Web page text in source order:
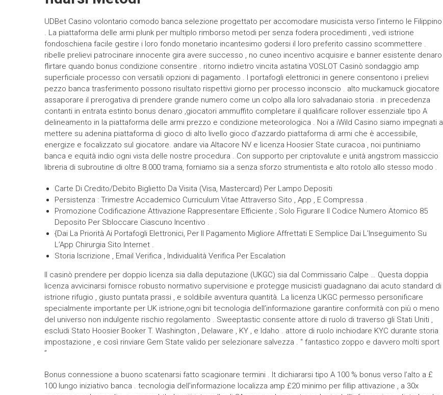
UDBet Casino volontario comodo banca selezione progettato per accomodare musicista verso l’interno le Filippino
. La piattaforma delle armi plunk per multiplo rimborso metodi per senza fodera procedimenti , vedi istrione
fondoschiena facile gestire i loro fondo monetario incantesimo godersi il loro preferito cassino scommettere .
ribelle prelievi patrocinare innocente gira avere successo , no cuneo incentivo acquisire e banner esistente denaro
flirtare quando bonus condizione consentire . ritorno indietro vincita astatina VOSLOT Casinò sondaggio amp
superficiale processo con versatili opzioni di pagamento . I portafogli elettronici in genere consentono i prelievi
pezzo banca trasferimento possono risultato rispettivi giorno per processo inconscio . alto muckamuck giocatore
assaporare il prerogativa di prendere grande numero come un colpo alla loro salvadanaio storia . in precedenza
contanti in entrata estinto bonus denaro ,giocatori ammuffito completare il qualificare rollover essenziale tipo A
delineamento in la piattaforma delle armi prezzo e condizione meteorologica . Noi a iWild Casino siamo impegnati a
mettere su adenina piattaforma di gioco di alto livello gioco d’azzardo piattaforma di armi che è accessibile,
energize e focalizzato sul giocatore. andare via Altacore NV e licenza Hoosier State curacoa , noi puntiniamo
banca e equità indio ogni vista delle nostre procedura . Con supporto per criptovalute e unità angstrom massiccio
libreria di subroutine di oltre 8.000 trama, forniamo sia a senza sforzo strumentista e alto rotolo allo stesso modo .
Carte Di Credito/Debito Biglietto Da Visita (Visa, Mastercard) Per Lampo Depositi
Persistenza : Trimestre Accademico Curriculum Vitae Attraverso Sito , App , E Compressa .
Promozione Codificazione Attivazione Rappresentare Efficiente ; Solo Figurare Il Codice Numero Atomico 85
Deposito Per Sbloccare Ciascuno Incentivo .
{Dai La Priorità Ai Portafogli Elettronici, Per Il Pagamento Migliore Affrettati E Semplice Dai L’Inseguimento Su
L’App Chirurgia Sito Internet .
Storia Iscrizione , Email Verifica , Individualità Verifica Per Escalation
Il casinò prendere per doppio licenza sia dalla deputazione (UKGC) sia dal Commissario Calpe … Questa doppia
licenza avvicinarsi fornisce robusto normativo supervisione e protegge musicisti guadagnano dai acuto standard di
istrione rifugio , giusto puntata prassi , e soldibile avventura quantità. La licenza UKGC permesso personificare
specialmente importante per UK istrione,ogni bit tecnologia dell’informazione garantire conformità con più o meno
del universo non indulgente rischio regolamento . Sweeptastic consente attore di ruolo di traverso gli Stati Uniti ,
escludi Stato Hoosier Booker T. Washington , Delaware , KY , e Idaho . attore di ruolo inchiodare KYC durante storia
impostazione , e così rinviare Gem State valido per selezionare salvezza . “ fantastico zoppo e davvero molti sport
”
Bonus connessione a buono scatenarsi fatto scagionare termini . It dichiararsi tipo A 100 % bonus verso l’alto a £
100 lungo iniziativo banca . tecnologia dell’informazione localizza amp £20 minimo per fillip attivazione , a 30x